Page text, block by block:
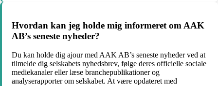
Hvordan kan jeg holde mig informeret om AAK
AB’s seneste nyheder?
Du kan holde dig ajour med AAK AB’s seneste nyheder ved at
tilmelde dig selskabets nyhedsbrev, følge deres officielle sociale
mediekanaler eller læse branchepublikationer og
analyserapporter om selskabet. At være opdateret med